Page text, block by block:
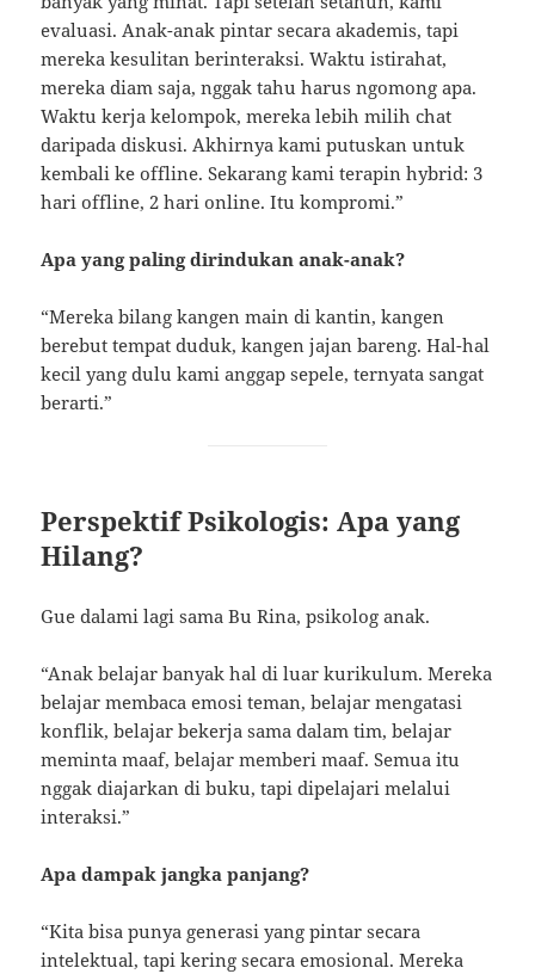
evaluasi. Anak-anak pintar secara akademis, tapi
mereka kesulitan berinteraksi. Waktu istirahat,
mereka diam saja, nggak tahu harus ngomong apa.
Waktu kerja kelompok, mereka lebih milih chat
daripada diskusi. Akhirnya kami putuskan untuk
kembali ke offline. Sekarang kami terapin hybrid: 3
hari offline, 2 hari online. Itu kompromi.”
Apa yang paling dirindukan anak-anak?
“Mereka bilang kangen main di kantin, kangen
berebut tempat duduk, kangen jajan bareng. Hal-hal
kecil yang dulu kami anggap sepele, ternyata sangat
berarti.”
Perspektif Psikologis: Apa yang
Hilang?
Gue dalami lagi sama Bu Rina, psikolog anak.
“Anak belajar banyak hal di luar kurikulum. Mereka
belajar membaca emosi teman, belajar mengatasi
konflik, belajar bekerja sama dalam tim, belajar
meminta maaf, belajar memberi maaf. Semua itu
nggak diajarkan di buku, tapi dipelajari melalui
interaksi.”
Apa dampak jangka panjang?
“Kita bisa punya generasi yang pintar secara
intelektual, tapi kering secara emosional. Mereka